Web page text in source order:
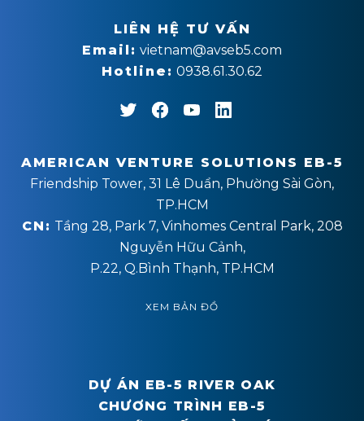
LIÊN HỆ TƯ VẤN
Email: vietnam@avseb5.com
Hotline: 0938.61.30.62
AMERICAN VENTURE SOLUTIONS EB-5
Friendship Tower, 31 Lê Duẩn, Phường Sài Gòn,
TP.HCM
CN: Tầng 28, Park 7, Vinhomes Central Park, 208
Nguyễn Hữu Cảnh,
P.22, Q.Bình Thạnh, TP.HCM
XEM BẢN ĐỒ
DỰ ÁN EB-5 RIVER OAK
CHƯƠNG TRÌNH EB-5